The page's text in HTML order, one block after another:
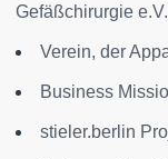
Gefäßchirurgie e.V.
Verein, der
Business
stieler.berlin